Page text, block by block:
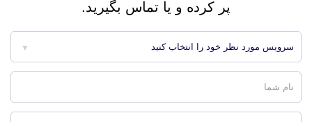
پر کرده و یا تماس بگیرید.